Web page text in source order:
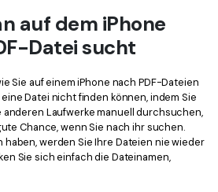
auf dem iPhone
Datei sucht
Sie auf einem iPhone nach PDF-Dateien
Datei nicht finden können, indem Sie
Laufwerke manuell durchsuchen,
Chance, wenn Sie nach ihr suchen.
haben, werden Sie Ihre Dateien nie wieder
Sie sich einfach die Dateinamen,